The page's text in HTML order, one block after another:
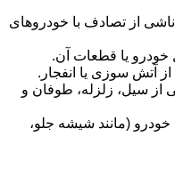
از تصادف با خودروهای
یا قطعات آن.
آتش سوزی یا انفجار.
سیل، زلزله، طوفان و
(مانند شیشه جلو،